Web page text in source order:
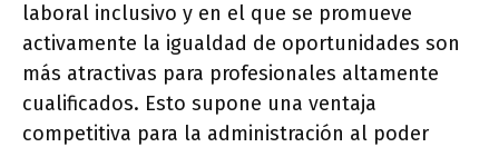
laboral inclusivo y en el que se promueve
activamente la igualdad de oportunidades son
más atractivas para profesionales altamente
cualificados. Esto supone una ventaja
competitiva para la administración al poder